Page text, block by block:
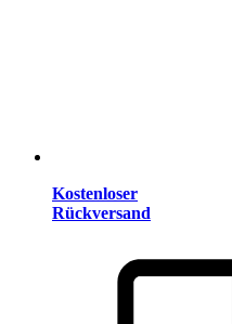
Kostenloser
Rückversand